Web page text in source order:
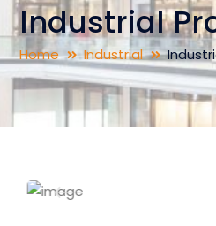
Industrial
Home Industrial